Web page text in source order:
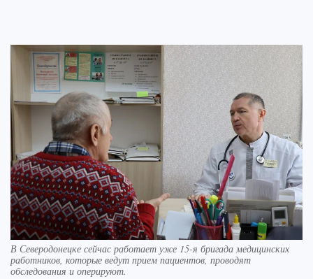
В Северодонецке сейчас работает уже 15-я бригада медицинских
работников, которые ведут прием пациентов, проводят
обследования и оперируют.